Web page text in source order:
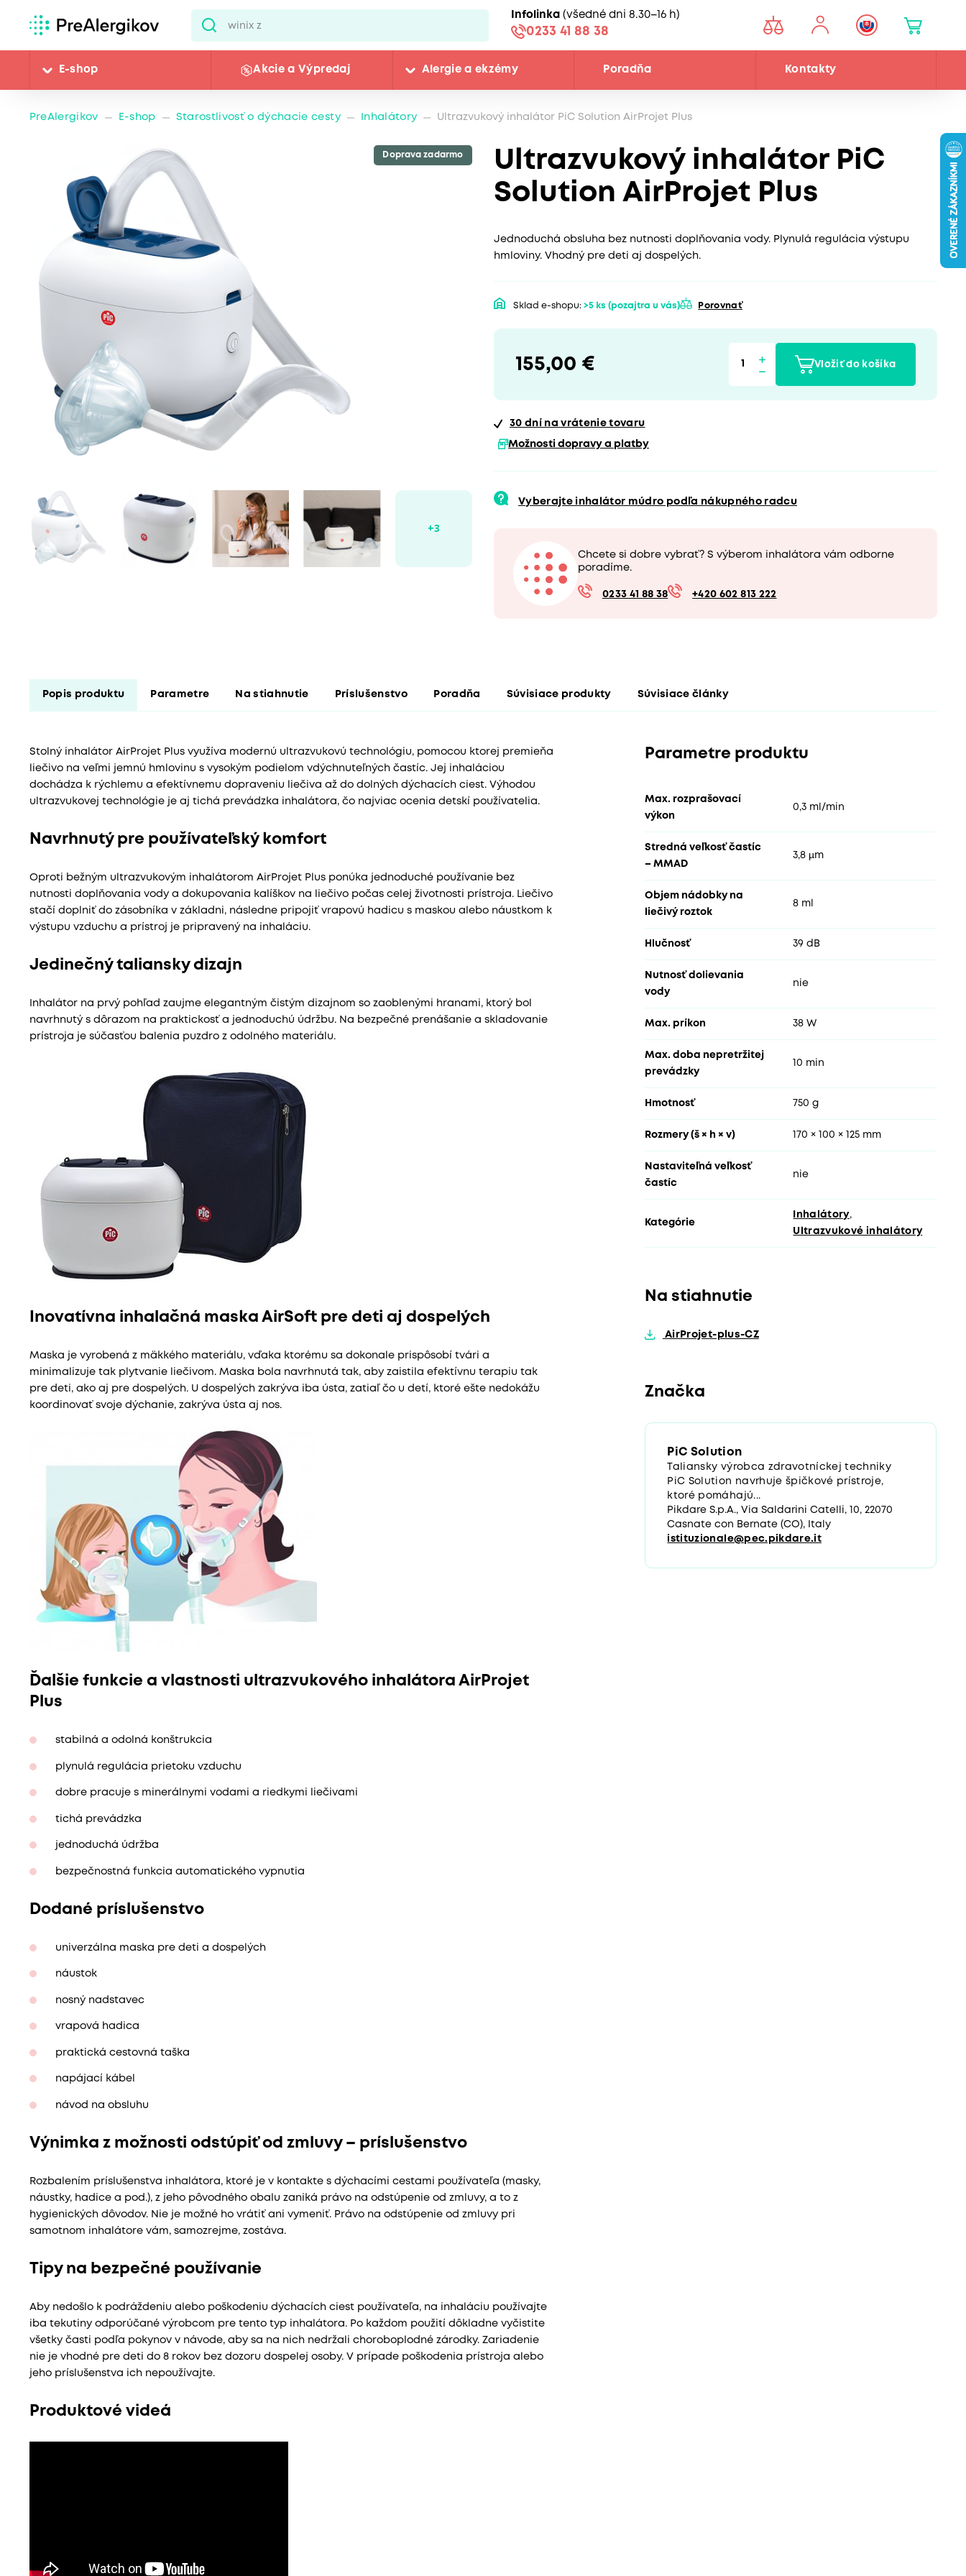
Infolinka (všedné dni 8.30–16 h)
0233 41 88 38
E-shop Akcie a Výpredaj Alergie a ekzémy Poradňa Kontakty
PreAlergikov E-shop Starostlivosť o dýchacie cesty Inhalátory Ultrazvukový inhalátor PiC Solution AirProjet Plus
Ultrazvukový inhalátor PiC
Solution AirProjet Plus
Doprava zadarmo
Jednoduchá obsluha bez nutnosti doplňovania vody. Plynulá regulácia výstupu
hmloviny. Vhodný pre deti aj dospelých.
Sklad e-shopu: >5 ks (pozajtra u vás) Porovnať
155,00 € Vložiť do košíka
30 dní na vrátenie tovaru
Možnosti dopravy a platby
Vyberajte inhalátor múdro podľa nákupného radcu
Chcete si dobre vybrať? S výberom inhalátora vám odborne
poradíme.
0233 41 88 38 +420 602 813 222
Popis produktu Parametre Na stiahnutie Príslušenstvo Poradňa Súvisiace produkty Súvisiace články
Stolný inhalátor AirProjet Plus využíva modernú ultrazvukovú technológiu, pomocou ktorej premieňa
liečivo na veľmi jemnú hmlovinu s vysokým podielom vdýchnuteľných častíc. Jej inhaláciou
dochádza k rýchlemu a efektívnemu dopraveniu liečiva až do dolných dýchacích ciest. Výhodou
ultrazvukovej technológie je aj tichá prevádzka inhalátora, čo najviac ocenia detskí používatelia.
Navrhnutý pre používateľský komfort
Oproti bežným ultrazvukovým inhalátorom AirProjet Plus ponúka jednoduché používanie bez
nutnosti doplňovania vody a dokupovania kalíškov na liečivo počas celej životnosti prístroja. Liečivo
stačí doplniť do zásobníka v základni, následne pripojiť vrapovú hadicu s maskou alebo náustkom k
výstupu vzduchu a prístroj je pripravený na inhaláciu.
Jedinečný taliansky dizajn
Inhalátor na prvý pohľad zaujme elegantným čistým dizajnom so zaoblenými hranami, ktorý bol
navrhnutý s dôrazom na praktickosť a jednoduchú údržbu. Na bezpečné prenášanie a skladovanie
prístroja je súčasťou balenia puzdro z odolného materiálu.
Inovatívna inhalačná maska AirSoft pre deti aj dospelých
Maska je vyrobená z mäkkého materiálu, vďaka ktorému sa dokonale prispôsobí tvári a
minimalizuje tak plytvanie liečivom. Maska bola navrhnutá tak, aby zaistila efektívnu terapiu tak
pre deti, ako aj pre dospelých. U dospelých zakrýva iba ústa, zatiaľ čo u detí, ktoré ešte nedokážu
koordinovať svoje dýchanie, zakrýva ústa aj nos.
Ďalšie funkcie a vlastnosti ultrazvukového inhalátora AirProjet
Plus
stabilná a odolná konštrukcia
plynulá regulácia prietoku vzduchu
dobre pracuje s minerálnymi vodami a riedkymi liečivami
tichá prevádzka
jednoduchá údržba
bezpečnostná funkcia automatického vypnutia
Dodané príslušenstvo
univerzálna maska pre deti a dospelých
náustok
nosný nadstavec
vrapová hadica
praktická cestovná taška
napájací kábel
návod na obsluhu
Výnimka z možnosti odstúpiť od zmluvy – príslušenstvo
Rozbalením príslušenstva inhalátora, ktoré je v kontakte s dýchacími cestami používateľa (masky,
náustky, hadice a pod.), z jeho pôvodného obalu zaniká právo na odstúpenie od zmluvy, a to z
hygienických dôvodov. Nie je možné ho vrátiť ani vymeniť. Právo na odstúpenie od zmluvy pri
samotnom inhalátore vám, samozrejme, zostáva.
Tipy na bezpečné používanie
Aby nedošlo k podráždeniu alebo poškodeniu dýchacích ciest používateľa, na inhaláciu používajte
iba tekutiny odporúčané výrobcom pre tento typ inhalátora. Po každom použití dôkladne vyčistite
všetky časti podľa pokynov v návode, aby sa na nich nedržali choroboplodné zárodky. Zariadenie
nie je vhodné pre deti do 8 rokov bez dozoru dospelej osoby. V prípade poškodenia prístroja alebo
jeho príslušenstva ich nepoužívajte.
Produktové videá
Parametre produktu
Max. rozprašovací
výkon
0,3 ml/min
Stredná veľkosť častíc
– MMAD
3,8 µm
Objem nádobky na
liečivý roztok
8 ml
Hlučnosť 39 dB
Nutnosť dolievania
vody
nie
Max. príkon 38 W
Max. doba nepretržitej
prevádzky
10 min
Hmotnosť 750 g
Rozmery (š × h × v) 170 × 100 × 125 mm
Nastaviteľná veľkosť
častíc
nie
Kategórie
Inhalátory,
Ultrazvukové inhalátory
Na stiahnutie
AirProjet-plus-CZ
Značka
PiC Solution
Taliansky výrobca zdravotníckej techniky
PiC Solution navrhuje špičkové prístroje,
ktoré pomáhajú...
Pikdare S.p.A., Via Saldarini Catelli, 10, 22070
Casnate con Bernate (CO), Italy
istituzionale@pec.pikdare.it